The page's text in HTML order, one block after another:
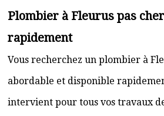
Plombier à Fleurus pas
rapidement
Vous recherchez un plombier à
abordable et disponible
intervient pour tous vos travaux